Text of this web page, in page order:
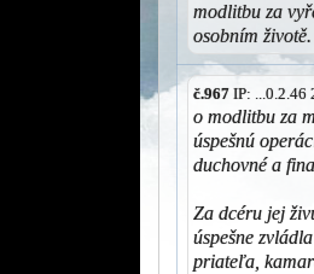
modlitbu za
osobním
č.967 IP: ...0.2.46
o modlitbu za
úspešnú
duchovné a
Za dcéru jej
úspešne
priateľa,